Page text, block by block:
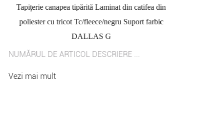
Tapițerie canapea tipărită Laminat din catifea din
poliester cu tricot Tc/fleece/negru Suport farbic
DALLAS G
NUMĂRUL DE ARTICOL DESCRIERE ...
Vezi mai mult